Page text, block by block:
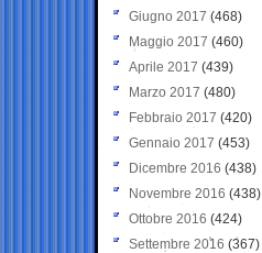
Giugno 2017 (468)
Maggio 2017 (460)
Aprile 2017 (439)
Marzo 2017 (480)
Febbraio 2017 (420)
Gennaio 2017 (453)
Dicembre 2016 (438)
Novembre 2016 (438)
Ottobre 2016 (424)
Settembre 2016 (367)